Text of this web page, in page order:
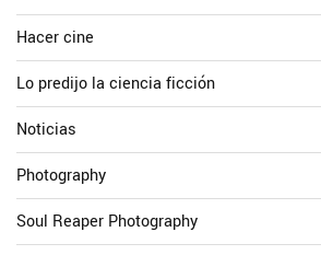
Hacer cine
Lo predijo la ciencia ficción
Noticias
Photography
Soul Reaper Photography